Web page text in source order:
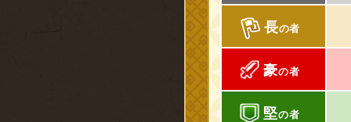
長の者
豪の者
堅の者